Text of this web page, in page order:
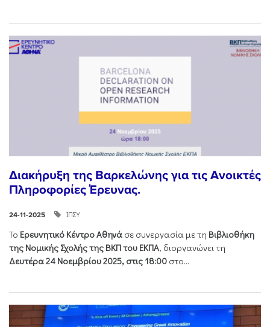
Διακήρυξη της Βαρκελώνης για τις Ανοικτές
Πληροφορίες Έρευνας.
24-11-2025 ΙΠΣΥ
Το Ερευνητικό Κέντρο Αθηνά σε συνεργασία με τη Βιβλιοθήκη
της Νομικής Σχολής της ΒΚΠ του ΕΚΠΑ, διοργανώνει τη
Δευτέρα 24 Νοεμβρίου 2025, στις 18:00 στο...